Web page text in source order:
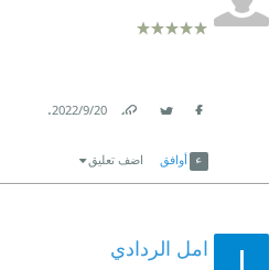
20‏/9‏/2022
.
أوافق اضف تعليق
امل الردادي